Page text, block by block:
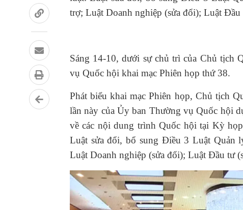
trợ; Luật Doanh nghiệp (sửa đổi); Luật Đầu
Sáng 14-10, dưới sự chủ trì của Chủ
vụ Quốc hội khai mạc Phiên họp thứ 38.
Phát biểu khai mạc Phiên họp, Chủ tịch
lần này của Ủy ban Thường vụ Quốc hội
về các nội dung trình Quốc hội tại Kỳ
Luật sửa đổi, bổ sung Điều 3 Luật Quản
Luật Doanh nghiệp (sửa đổi); Luật Đầu tư